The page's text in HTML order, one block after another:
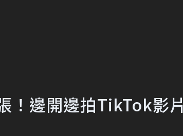
！邊開邊拍TikTok影片